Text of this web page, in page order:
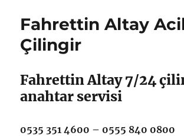
Fahrettin Altay
Çilingir
Fahrettin Altay 7/24
anahtar servisi
0535 351 4600 – 0555 840 0800